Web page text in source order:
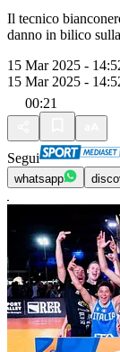
Il tecnico
danno in bilico
15 Mar 2025 -
15 Mar 2025 -
00:21
Segui
whatsapp